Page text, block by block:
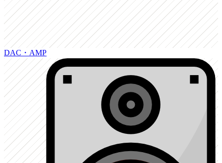
DAC・AMP